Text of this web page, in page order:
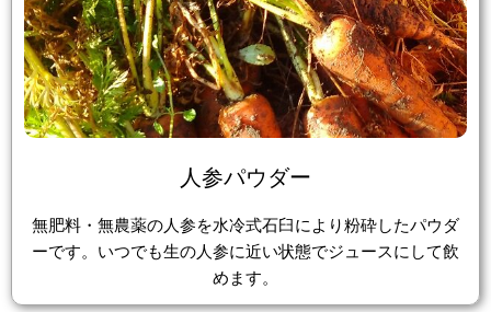
人参パウダー
無肥料・無農薬の人参を水冷式石臼により粉砕したパウダ
ーです。いつでも生の人参に近い状態でジュースにして飲
めます。